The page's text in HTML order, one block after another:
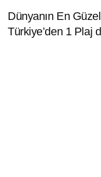
Dünyanın En
Türkiye’den 1 Plaj